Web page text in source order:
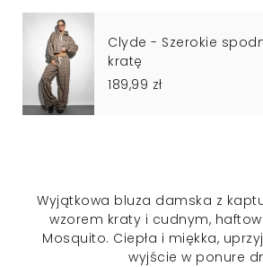
Clyde - Szerokie
kratę
189,99 zł
Wyjątkowa bluza damska z
wzorem kraty i cudnym,
Mosquito. Ciepła i miękka,
wyjście w ponure